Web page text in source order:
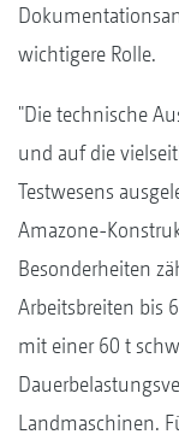
wichtigere Rolle.
"Die technische
und auf die
Testwesens
Amazone-
Besonderheiten
Arbeitsbreiten bis
mit einer 60 t
Landmaschinen.